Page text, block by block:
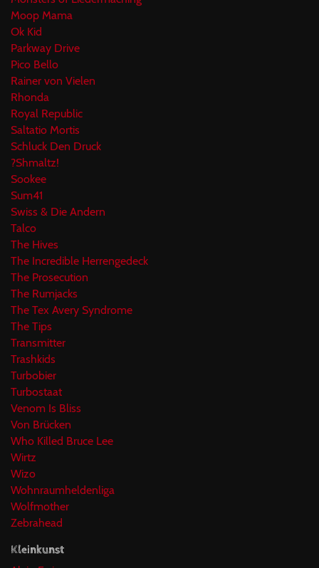
Moop Mama
Ok Kid
Parkway Drive
Pico Bello
Rainer von Vielen
Rhonda
Royal Republic
Saltatio Mortis
Schluck Den Druck
?Shmaltz!
Sookee
Sum41
Swiss & Die Andern
Talco
The Hives
The Incredible Herrengedeck
The Prosecution
The Rumjacks
The Tex Avery Syndrome
The Tips
Transmitter
Trashkids
Turbobier
Turbostaat
Venom Is Bliss
Von Brücken
Who Killed Bruce Lee
Wirtz
Wizo
Wohnraumheldenliga
Wolfmother
Zebrahead
Kleinkunst